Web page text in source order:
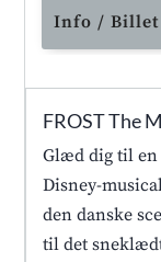
Info / Billet
FROST The
Glæd dig til en
Disney-
den danske
til det